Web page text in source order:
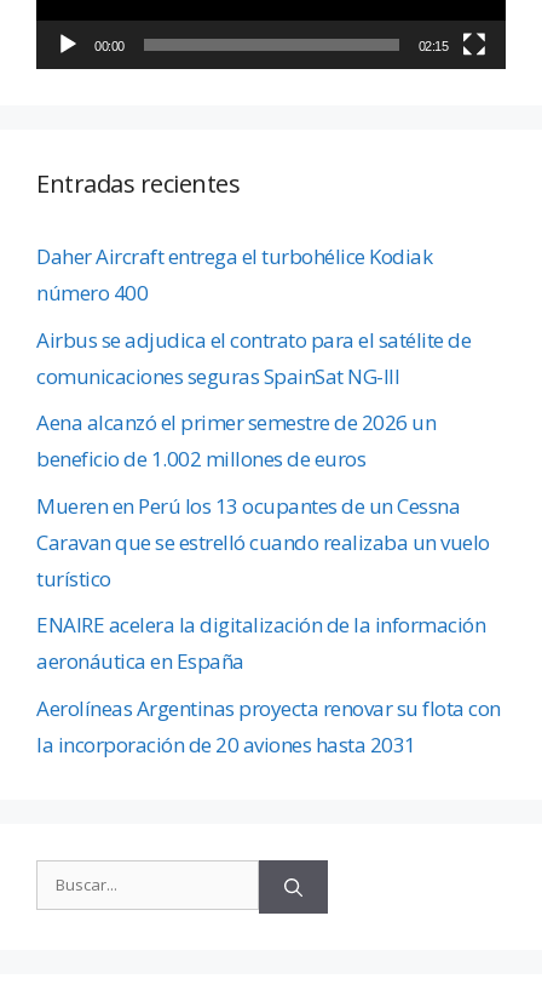
00:00 02:15
Entradas recientes
Daher Aircraft entrega el turbohélice Kodiak
número 400
Airbus se adjudica el contrato para el satélite de
comunicaciones seguras SpainSat NG-III
Aena alcanzó el primer semestre de 2026 un
beneficio de 1.002 millones de euros
Mueren en Perú los 13 ocupantes de un Cessna
Caravan que se estrelló cuando realizaba un vuelo
turístico
ENAIRE acelera la digitalización de la información
aeronáutica en España
Aerolíneas Argentinas proyecta renovar su flota con
la incorporación de 20 aviones hasta 2031